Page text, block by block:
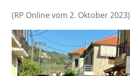
(RP Online vom 2. Oktober 2023)